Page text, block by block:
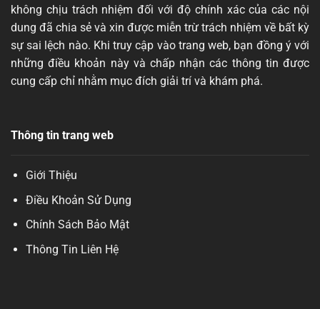
không chịu trách nhiệm đối với độ chính xác của các nội
dung đã chia sẻ và xin được miễn trừ trách nhiệm về bất kỳ
sự sai lệch nào. Khi truy cập vào trang web, bạn đồng ý với
những điều khoản này và chấp nhận các thông tin được
cung cấp chỉ nhằm mục đích giải trí và khám phá.
Thông tin trang web
Giới Thiệu
Điều Khoản Sử Dụng
Chính Sách Bảo Mật
Thông Tin Liên Hệ